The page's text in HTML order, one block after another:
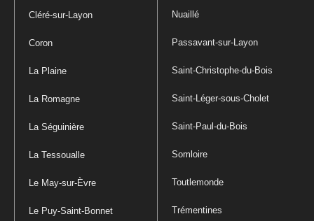
Cléré-sur-Layon
Coron
La Plaine
La Romagne
La Séguinière
La Tessoualle
Le May-sur-Èvre
Le Puy-Saint-Bonnet
Nuaillé
Passavant-sur-Layon
Saint-Christophe-du-Bois
Saint-Léger-sous-Cholet
Saint-Paul-du-Bois
Somloire
Toutlemonde
Trémentines